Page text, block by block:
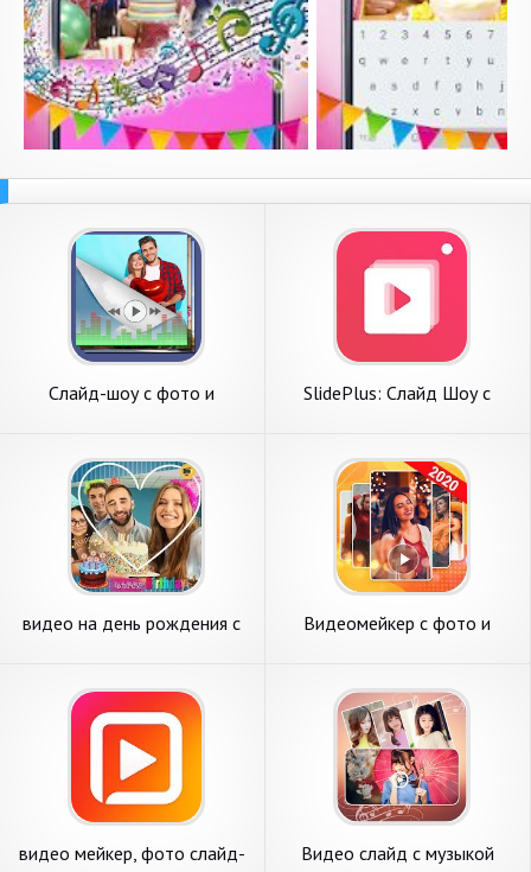
Слайд-шоу с фото и
SlidePlus: Слайд Шоу с
видео на день рождения с
Видеомейкер с фото и
видео мейкер, фото слайд-
Видео слайд с музыкой